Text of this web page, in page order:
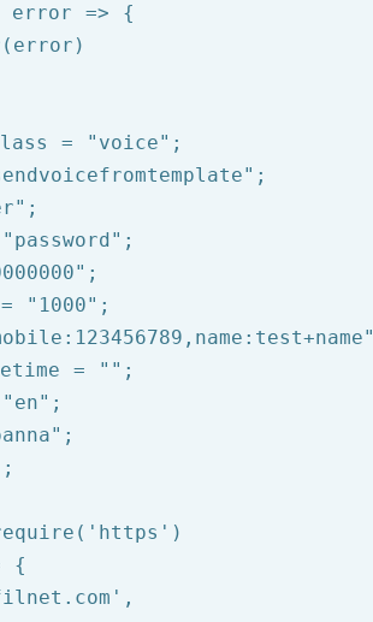
error => {
= "voice" ;
;
;
"password" ;
;
"1000" ;
=
"" ;
"en" ;
;
;
( 'https' )
{
,